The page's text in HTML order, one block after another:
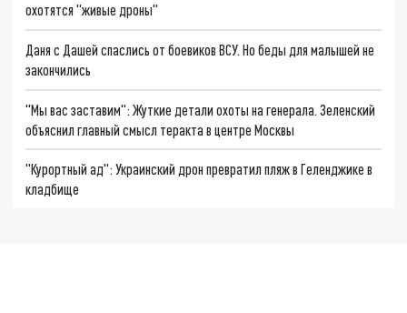
охотятся "живые дроны"
Даня с Дашей спаслись от боевиков ВСУ. Но беды для малышей не
закончились
"Мы вас заставим": Жуткие детали охоты на генерала. Зеленский
объяснил главный смысл теракта в центре Москвы
"Курортный ад": Украинский дрон превратил пляж в Геленджике в
кладбище